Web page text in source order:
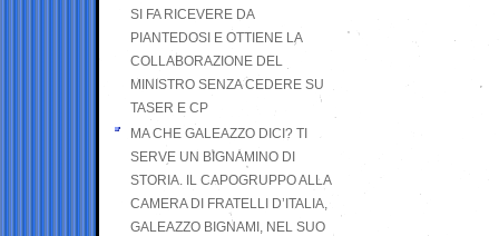
SI FA RICEVERE DA
PIANTEDOSI E OTTIENE LA
COLLABORAZIONE DEL
MINISTRO SENZA CEDERE SU
TASER E CP
MA CHE GALEAZZO DICI? TI
SERVE UN BIGNAMINO DI
STORIA. IL CAPOGRUPPO ALLA
CAMERA DI FRATELLI D’ITALIA,
GALEAZZO BIGNAMI, NEL SUO